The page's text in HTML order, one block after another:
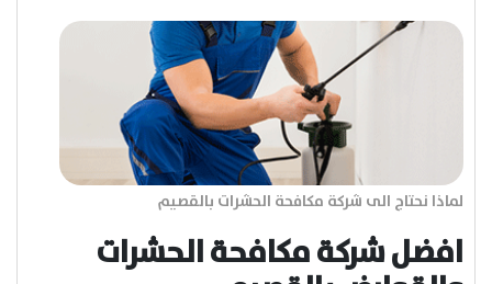
لماذا نحتاج الى شركة مكافحة الحشرات بالقصيم
افضل شركة مكافحة الحشرات